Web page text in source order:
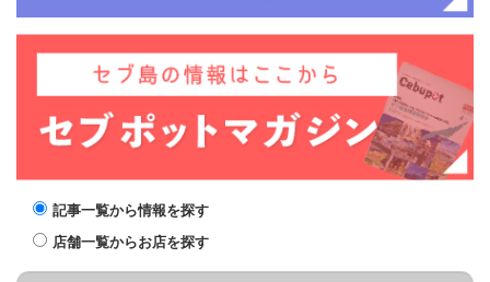
記事一覧から情報を探す
店舗一覧からお店を探す